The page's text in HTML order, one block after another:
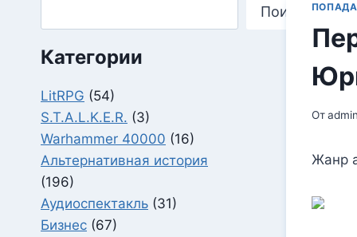
Отadmin
Жанр
Поиск
Категории
LitRPG (54)
S.T.A.L.K.E.R. (3)
Warhammer 40000 (16)
Альтернативная история
(196)
Аудиоспектакль (31)
Бизнес (67)